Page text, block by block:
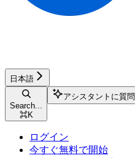
日本語
Search...
⌘K
アシスタントに質問
ログイン
今すぐ無料で開始